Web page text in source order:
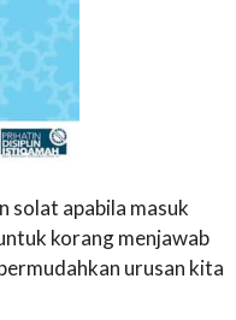
solat apabila masuk
korang menjawab
urusan kita